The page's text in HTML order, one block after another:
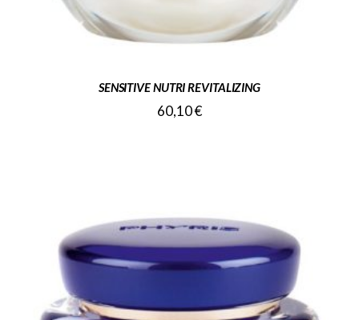
SENSITIVE NUTRI REVITALIZING
60,10€